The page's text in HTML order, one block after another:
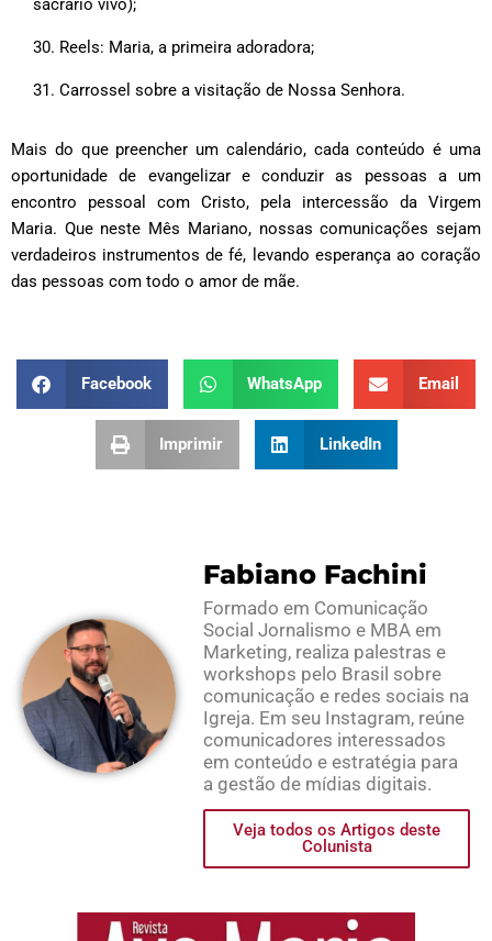
Reels: Maria, a primeira adoradora;
Carrossel sobre a visitação de Nossa Senhora.
Mais do que preencher um calendário, cada conteúdo é uma
oportunidade de evangelizar e conduzir as pessoas a um
encontro pessoal com Cristo, pela intercessão da Virgem
Maria. Que neste Mês Mariano, nossas comunicações sejam
verdadeiros instrumentos de fé, levando esperança ao coração
das pessoas com todo o amor de mãe.
Facebook WhatsApp Email
Imprimir LinkedIn
Fabiano Fachini
Formado em Comunicação
Social Jornalismo e MBA em
Marketing, realiza palestras e
workshops pelo Brasil sobre
comunicação e redes sociais na
Igreja. Em seu Instagram, reúne
comunicadores interessados
em conteúdo e estratégia para
a gestão de mídias digitais.
Veja todos os Artigos deste
Colunista